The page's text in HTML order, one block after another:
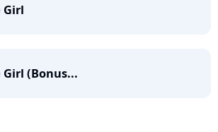
Girl
(Bonus...